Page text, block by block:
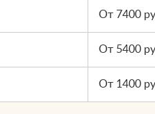
От 7400
От 5400
От 1400